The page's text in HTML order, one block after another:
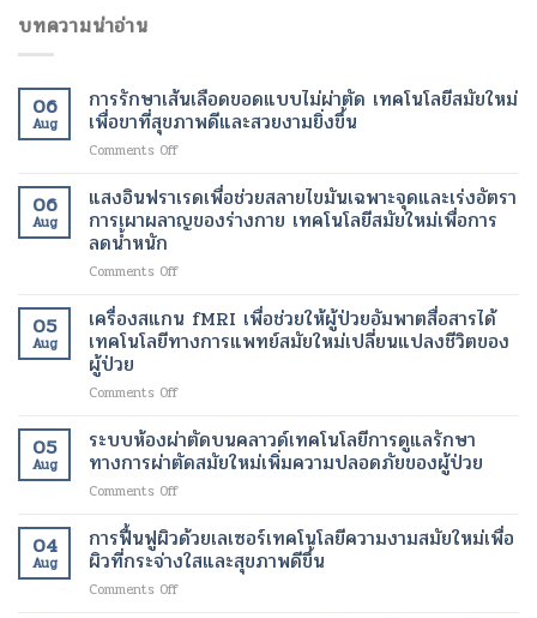
บทความน่าอ่าน
06
Aug
การรักษาเส้นเลือดขอดแบบไม่ผ่าตัด เทคโนโลยีสมัยใหม่
เพื่อขาที่สุขภาพดีและสวยงามยิ่งขึ้น
Comments Offon
รักษา
เส้นเลือด
ขอด
ไม่
เทคโนโลยี
สมัย
ใหม่
ขา
สุขภาพ
ดี
และ
ขึ้น
06
Aug
แสงอินฟราเรดเพื่อช่วยสลายไขมันเฉพาะจุดและเร่งอัตรา
การเผาผลาญของร่างกาย เทคโนโลยีสมัยใหม่เพื่อการ
ลดน้ำหนัก
Comments Offon
อินฟราเรด
เพื่อ
ช่วย
ไข
เฉพาะ
จุด
และ
เร่ง
การ
เผา
05
Aug
เครื่องสแกน fMRI เพื่อช่วยให้ผู้ป่วยอัมพาตสื่อสารได้
เทคโนโลยีทางการแพทย์สมัยใหม่เปลี่ยนแปลงชีวิตของ
ผู้ป่วย
Comments Offon
สแกน
fMRI
เพื่อ
ช่วย
ผู้
ป่วย
05
Aug
ระบบห้องผ่าตัดบนคลาวด์เทคโนโลยีการดูแลรักษา
ทางการผ่าตัดสมัยใหม่เพิ่มความปลอดภัยของผู้ป่วย
Comments Offon
ห้อง
ผ่าตัด
บน
คลา
04
Aug
การฟื้นฟูผิวด้วยเลเซอร์เทคโนโลยีความงามสมัยใหม่เพื่อ
ผิวที่กระจ่างใสและสุขภาพดีขึ้น
Comments Offon